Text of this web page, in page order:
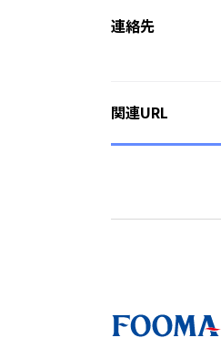
連絡先
関連URL